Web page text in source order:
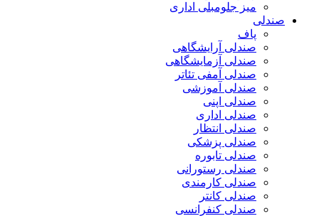
میز جلومبلی اداری
صندلی
پاف
صندلی آرایشگاهی
صندلی آزمایشگاهی
صندلی آمفی تئاتر
صندلی آموزشی
صندلی اپنی
صندلی اداری
صندلی انتظار
صندلی پزشکی
صندلی تابوره
صندلی رستورانی
صندلی کارمندی
صندلی کانتر
صندلی کنفرانسی